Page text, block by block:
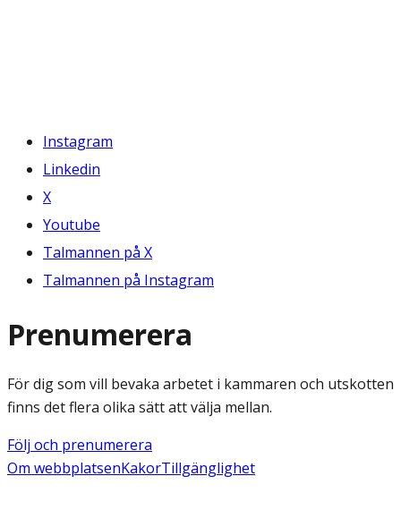
Instagram
Linkedin
X
Youtube
Talmannen på X
Talmannen på Instagram
Prenumerera
För dig som vill bevaka arbetet i kammaren och utskotten
finns det flera olika sätt att välja mellan.
Följ och prenumerera
Om webbplatsenKakorTillgänglighet